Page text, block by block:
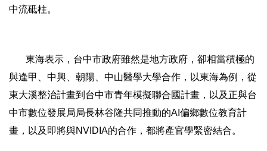
中流砥柱。
東海表示，台中市政府雖然是地方政府，卻相當積極的
與逢甲、中興、朝陽、中山醫學大學合作，以東海為例，從
東大溪整治計畫到台中市青年模擬聯合國計畫，以及正與台
中市數位發展局局長林谷隆共同推動的AI偏鄉數位教育計
畫，以及即將與NVIDIA的合作，都將產官學緊密結合。